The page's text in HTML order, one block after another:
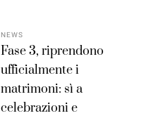
NEWS
Fase 3, riprendono
ufficialmente i
matrimoni: sì a
celebrazioni e